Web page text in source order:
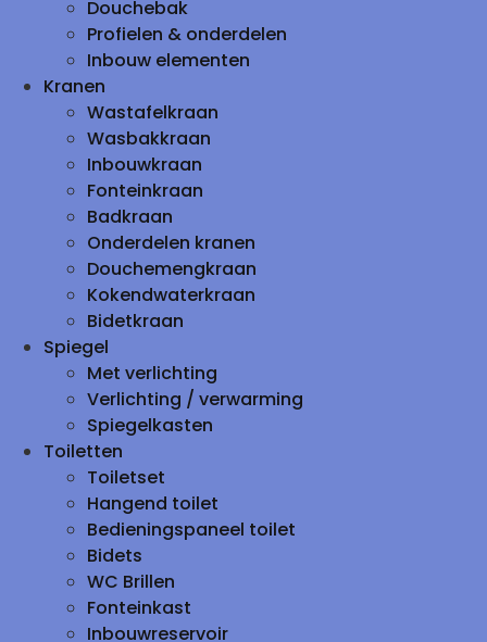
Douchebak
Profielen & onderdelen
Inbouw elementen
Kranen
Wastafelkraan
Wasbakkraan
Inbouwkraan
Fonteinkraan
Badkraan
Onderdelen kranen
Douchemengkraan
Kokendwaterkraan
Bidetkraan
Spiegel
Met verlichting
Verlichting / verwarming
Spiegelkasten
Toiletten
Toiletset
Hangend toilet
Bedieningspaneel toilet
Bidets
WC Brillen
Fonteinkast
Inbouwreservoir